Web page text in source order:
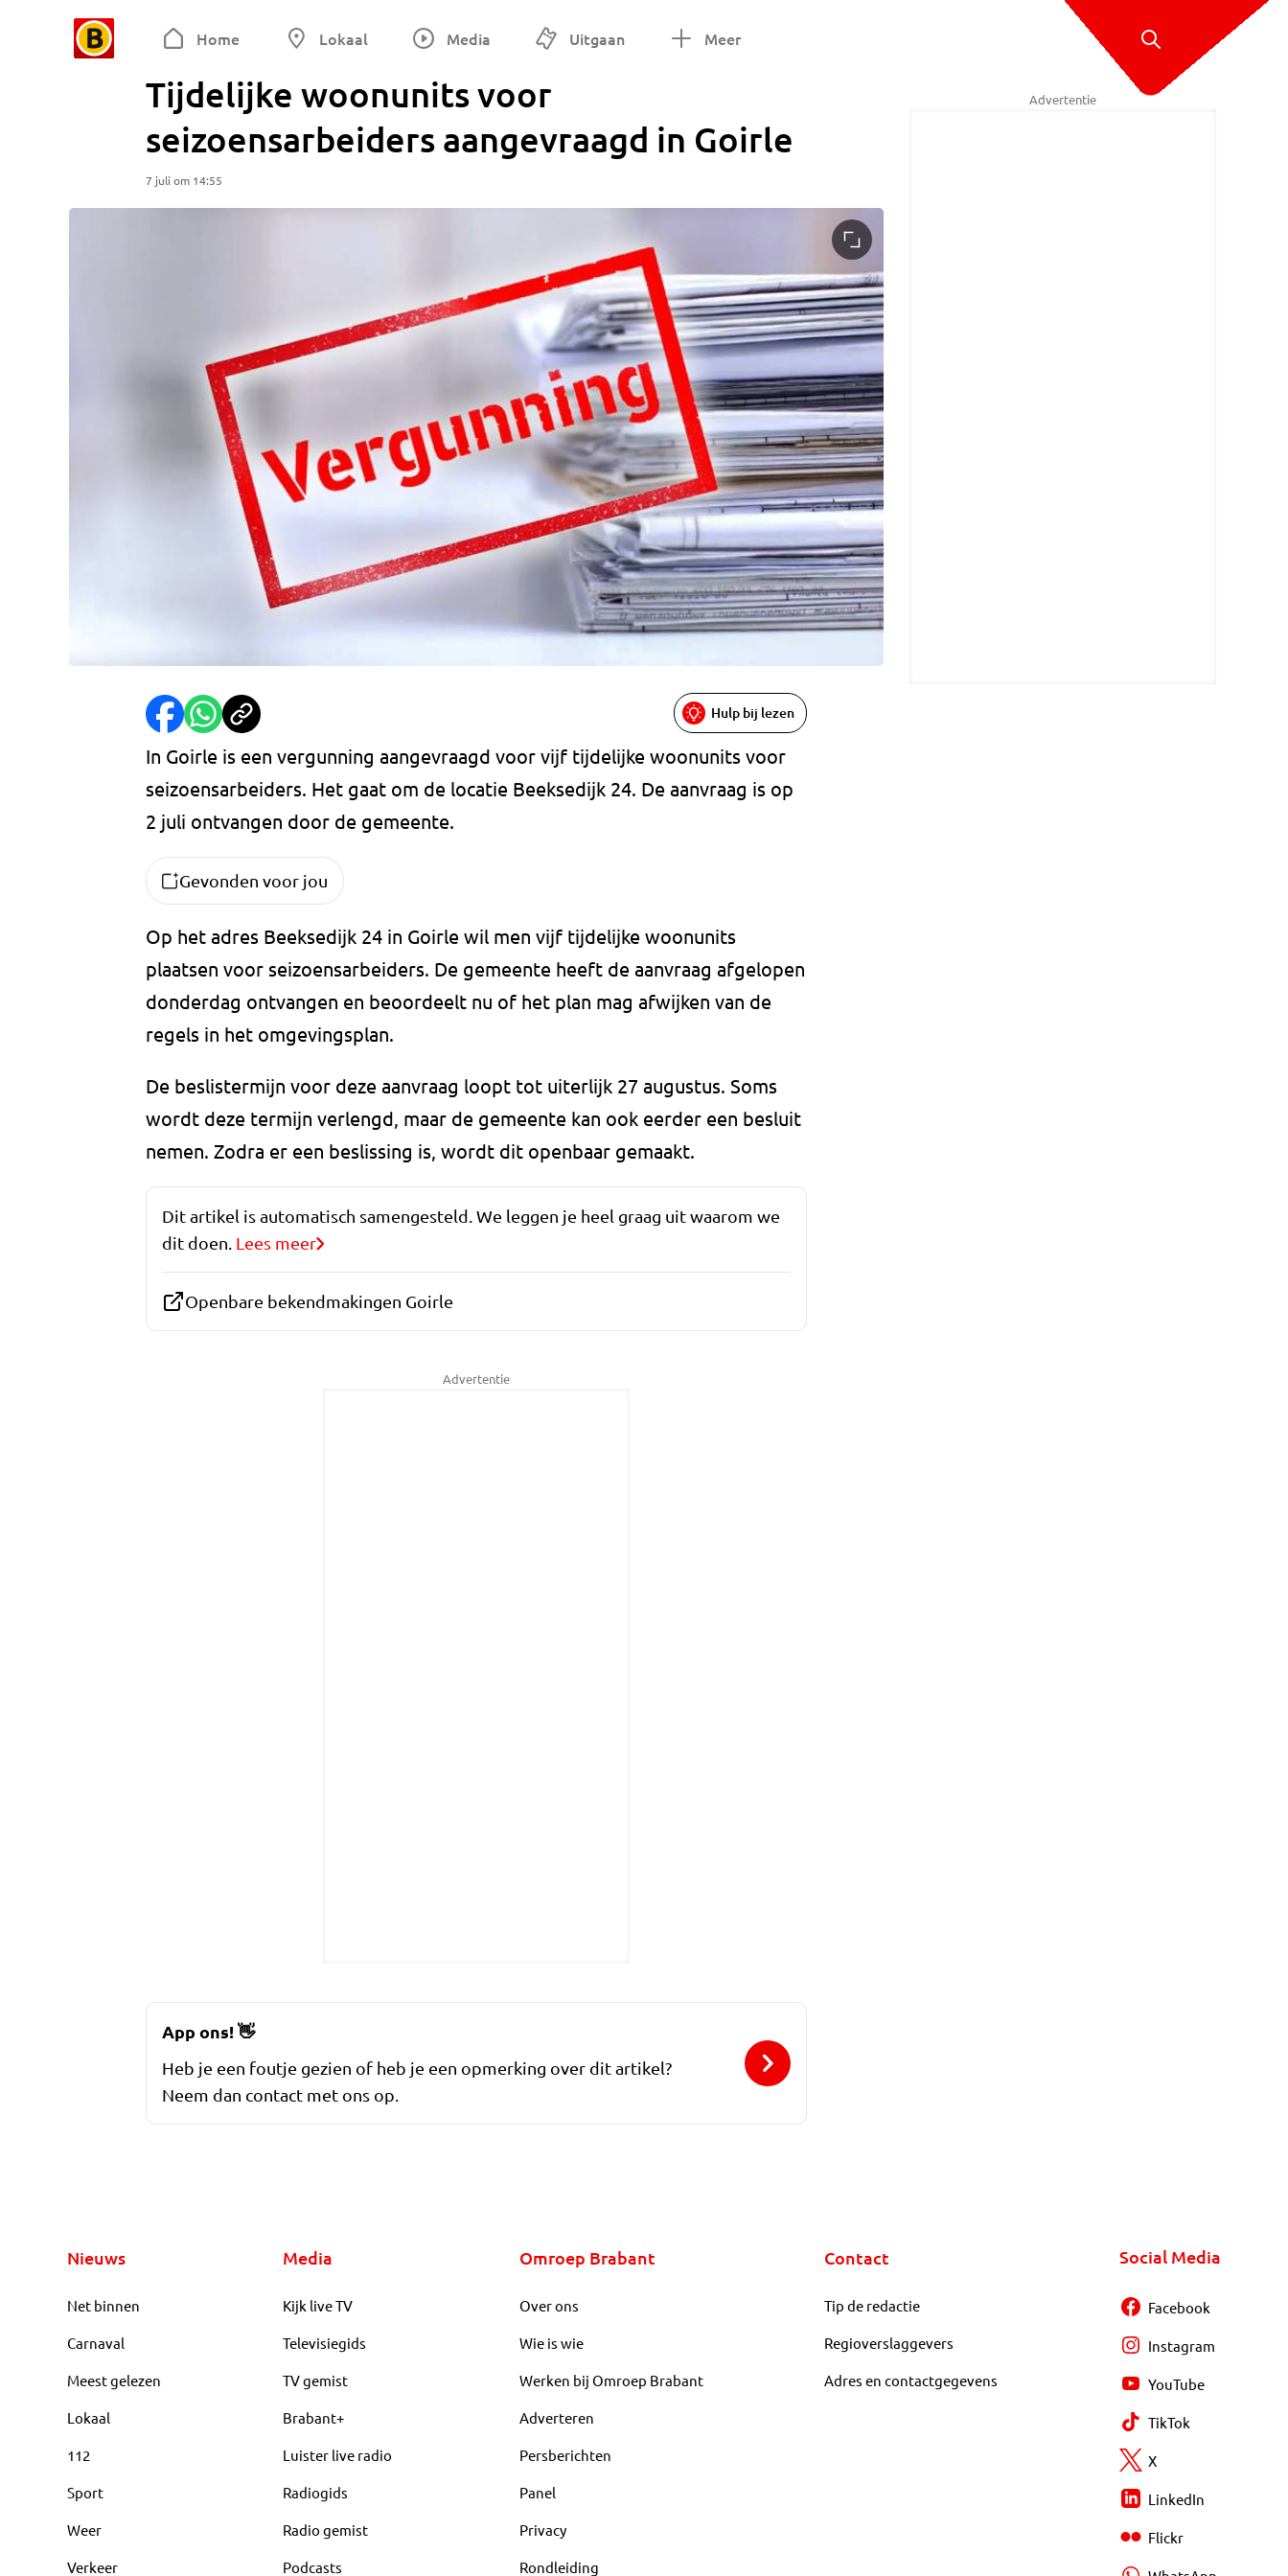
Home Lokaal Media Uitgaan Meer
Tijdelijke woonunits voor
seizoensarbeiders aangevraagd in Goirle
7 juli om 14:55
Hulp bij lezen
In Goirle is een vergunning aangevraagd voor vijf tijdelijke woonunits voor
seizoensarbeiders. Het gaat om de locatie Beeksedijk 24. De aanvraag is op
2 juli ontvangen door de gemeente.
Gevonden voor jou
Op het adres Beeksedijk 24 in Goirle wil men vijf tijdelijke woonunits
plaatsen voor seizoensarbeiders. De gemeente heeft de aanvraag afgelopen
donderdag ontvangen en beoordeelt nu of het plan mag afwijken van de
regels in het omgevingsplan.
De beslistermijn voor deze aanvraag loopt tot uiterlijk 27 augustus. Soms
wordt deze termijn verlengd, maar de gemeente kan ook eerder een besluit
nemen. Zodra er een beslissing is, wordt dit openbaar gemaakt.
Dit artikel is automatisch samengesteld. We leggen je heel graag uit waarom we
dit doen. Lees meer
Openbare bekendmakingen Goirle
Advertentie
Advertentie
App ons!👋
Heb je een foutje gezien of heb je een opmerking over dit artikel?
Neem dan contact met ons op.
Nieuws
Net binnen
Carnaval
Meest gelezen
Lokaal
112
Sport
Weer
Verkeer
Media
Kijk live TV
Televisiegids
TV gemist
Brabant+
Luister live radio
Radiogids
Radio gemist
Podcasts
Omroep Brabant
Over ons
Wie is wie
Werken bij Omroep Brabant
Adverteren
Persberichten
Panel
Privacy
Rondleiding
Contact
Tip de redactie
Regioverslaggevers
Adres en contactgegevens
Social Media
Facebook
Instagram
YouTube
TikTok
X
LinkedIn
Flickr